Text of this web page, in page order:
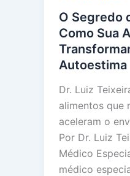
O Segredo
Como Sua
Autoestima
Dr. Luiz
alimentos que
aceleram o
Por Dr. Luiz
Médico
médico